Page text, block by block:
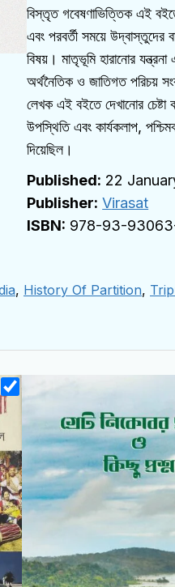
বিস্তৃত গবেষণাভিত্তিক এই
এবং পরবর্তী সময়ে উদ্বাস্তুদের
বিষয়। মাতৃভূমি হারানোর
অর্থনৈতিক ও জাতিগত পরিচয়
লেখক এই বইতে দেখানোর
উপস্থিতি এবং কার্যকলাপ,
দিয়েছিল।
22
Publisher: Virasat
978-93-
, History Of Partition,